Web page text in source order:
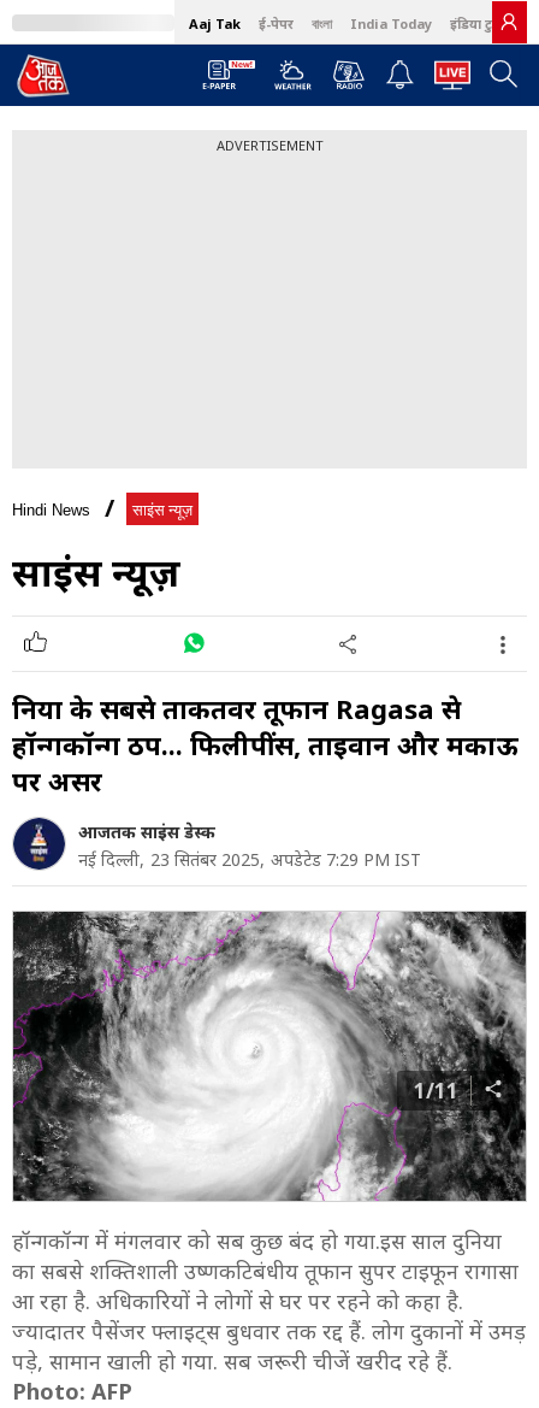
Aaj Tak ई-पेपर বাংলা India Today इंडिया टुडे हिंदी
ADVERTISEMENT
Hindi News साइंस न्यूज़
साइंस न्यूज़
दुनिया के सबसे ताकतवर तूफान Ragasa से
हॉन्गकॉन्ग ठप... फिलीपींस, ताइवान और मकाऊ
पर असर
आजतक साइंस डेस्क
नई दिल्ली, 23 सितंबर 2025, अपडेटेड 7:29 PM IST
1/11
हॉन्गकॉन्ग में मंगलवार को सब कुछ बंद हो गया.इस साल दुनिया
का सबसे शक्तिशाली उष्णकटिबंधीय तूफान सुपर टाइफून रागासा
आ रहा है. अधिकारियों ने लोगों से घर पर रहने को कहा है.
ज्यादातर पैसेंजर फ्लाइट्स बुधवार तक रद्द हैं. लोग दुकानों में उमड़
पड़े, सामान खाली हो गया. सब जरूरी चीजें खरीद रहे हैं.
Photo: AFP